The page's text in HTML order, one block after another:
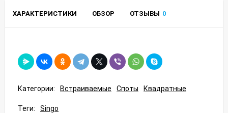
ХАРАКТЕРИСТИКИ ОБЗОР ОТЗЫВЫ 0
Категории: Встраиваемые Споты Квадратные
Теги: Singo